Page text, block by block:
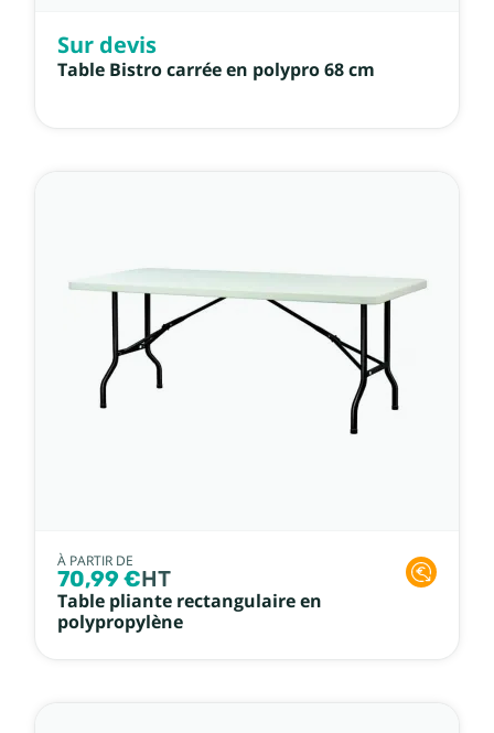
Sur devis
Table Bistro carrée en polypro 68 cm
À PARTIR DE
70,99 €HT
Table pliante rectangulaire en
polypropylène